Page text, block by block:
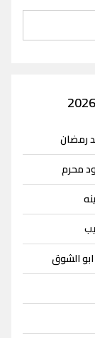
رمضان
محرم
ابو الشوق